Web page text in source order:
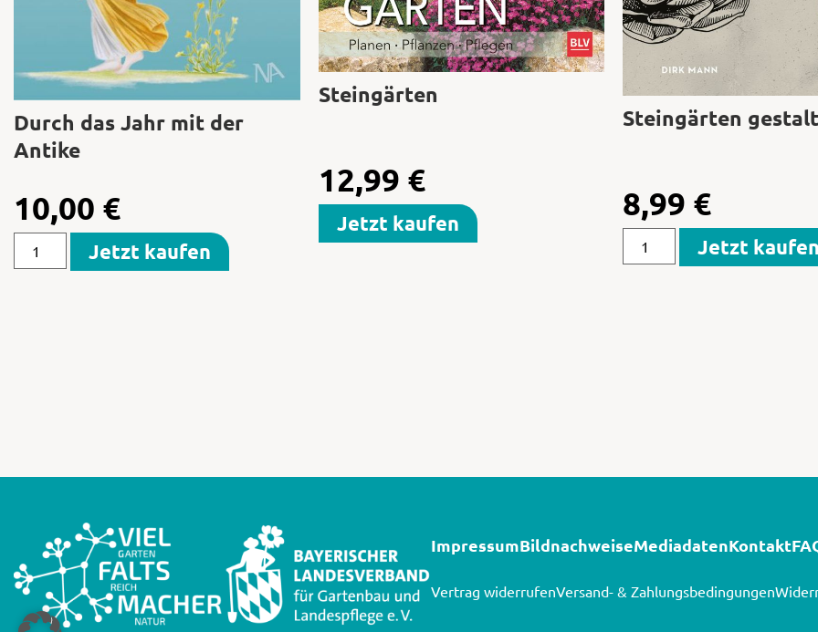
Durch das Jahr mit der
Antike
10,00 €
Jetzt kaufen
Steingärten
12,99 €
Jetzt kaufen
Steingärten
8,99 €
Jetzt
ImpressumBildnachweiseMediadatenKontakt
Vertrag widerrufenVersand- & Zahlungsbedingungen